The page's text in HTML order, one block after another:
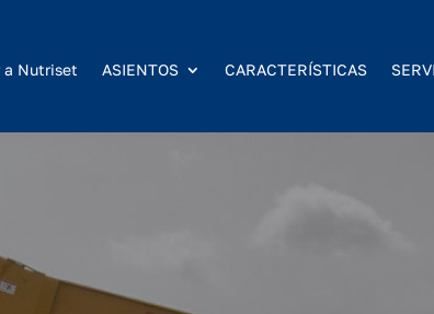
a Nutriset ASIENTOS CARACTERÍSTICAS